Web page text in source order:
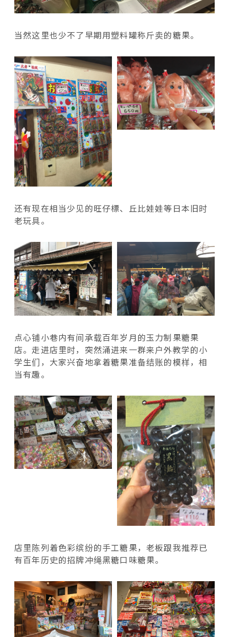
当然这里也少不了早期用塑料罐称斤卖的糖果。
还有现在相当少见的旺仔標、丘比娃娃等日本旧时
老玩具。
点心铺小巷内有间承载百年岁月的玉力制果糖果
店。走进店里时，突然涌进来一群来户外教学的小
学生们，大家兴奋地拿着糖果准备结账的模样，相
当有趣。
店里陈列着色彩缤纷的手工糖果，老板跟我推荐已
有百年历史的招牌冲绳黑糖口味糖果。